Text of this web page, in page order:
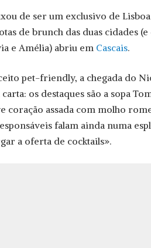
de ser um exclusivo de
de brunch das duas cidades
e Amélia) abriu em Cascais.
pet-friendly, a chegada do
os destaques são a sopa
coração assada com molho
falam ainda numa
a oferta de cocktails».